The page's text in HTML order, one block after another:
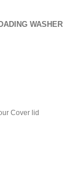
WASHER
Cover lid